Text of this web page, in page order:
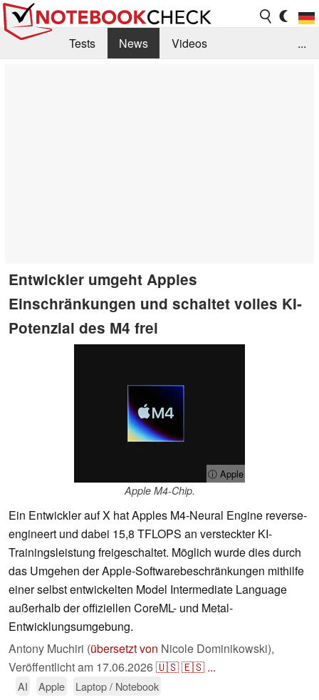
Tests News
Videos
...
Entwickler umgeht Apples
Einschränkungen und schaltet volles KI-
Potenzial des M4 frei
ⓘ Apple
Apple M4-Chip.
Ein Entwickler auf X hat Apples M4-Neural Engine reverse-
engineert und dabei 15,8 TFLOPS an versteckter KI-
Trainingsleistung freigeschaltet. Möglich wurde dies durch
das Umgehen der Apple-Softwarebeschränkungen mithilfe
einer selbst entwickelten Model Intermediate Language
außerhalb der offiziellen CoreML- und Metal-
Entwicklungsumgebung.
Antony Muchiri (übersetzt von Nicole Dominikowski),
Veröffentlicht am 17.06.2026🇺🇸🇪🇸 ...
AI Apple Laptop / Notebook